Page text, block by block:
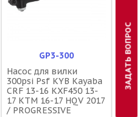
GP3-300
Насос для вилки
300psi Psf KYB Kayaba
CRF 13-16 KXF450 13-
17 KTM 16-17 HQV 2017
/ PROGRESSIVE
ЗАДАТЬ ВОПРОС